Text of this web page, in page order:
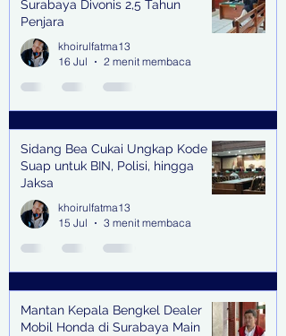
Surabaya Divonis 2,5 Tahun
Penjara
khoirulfatma13
16 Jul
2 menit membaca
Sidang Bea Cukai Ungkap Kode
Suap untuk BIN, Polisi, hingga
Jaksa
khoirulfatma13
15 Jul
3 menit membaca
Mantan Kepala Bengkel Dealer
Mobil Honda di Surabaya Main